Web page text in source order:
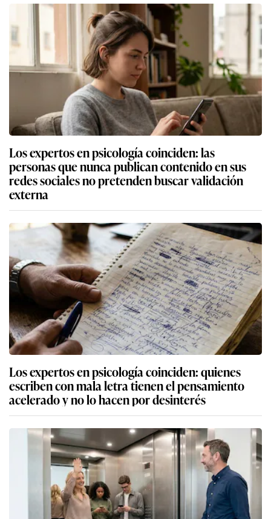
Los expertos en psicología coinciden: las
personas que nunca publican contenido en sus
redes sociales no pretenden buscar validación
externa
Los expertos en psicología coinciden: quienes
escriben con mala letra tienen el pensamiento
acelerado y no lo hacen por desinterés